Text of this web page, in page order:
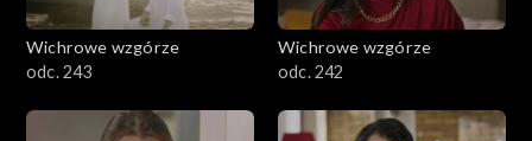
Wichrowe wzgórze
odc. 243
Wichrowe wzgórze
odc. 242